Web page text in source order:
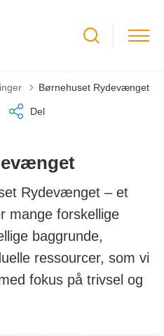
Børnehuset Rydevænget
Del
Rydevænget – et
mange forskellige
baggrunde,
ressourcer, som vi
fokus på trivsel og